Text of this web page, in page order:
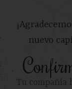
nuevo
Tu compañía